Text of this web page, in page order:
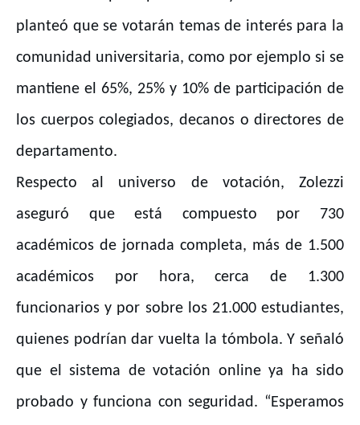
planteó que se votarán temas de interés para la
comunidad universitaria, como por ejemplo si se
mantiene el 65%, 25% y 10% de participación de
los cuerpos colegiados, decanos o directores de
departamento.
Respecto al universo de votación, Zolezzi
aseguró que está compuesto por 730
académicos de jornada completa, más de 1.500
académicos por hora, cerca de 1.300
funcionarios y por sobre los 21.000 estudiantes,
quienes podrían dar vuelta la tómbola. Y señaló
que el sistema de votación online ya ha sido
probado y funciona con seguridad. “Esperamos